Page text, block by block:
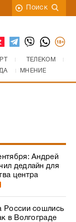
Поиск
ТЕЛЕКОМ
МНЕНИЕ
Андрей
дедлайн для
центра
России сошлись
в Волгограде